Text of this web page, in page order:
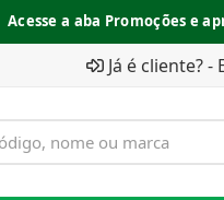
Acesse a aba Promoções e
Já é cliente? -